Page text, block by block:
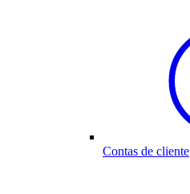
Contas de cliente